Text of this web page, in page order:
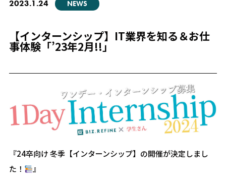
2023.1.24 NEWS
【インターンシップ】IT業界を知る＆お仕
事体験「’23年2月!!」
『24卒向け 冬季【インターンシップ】の開催が決定しまし
た！
』